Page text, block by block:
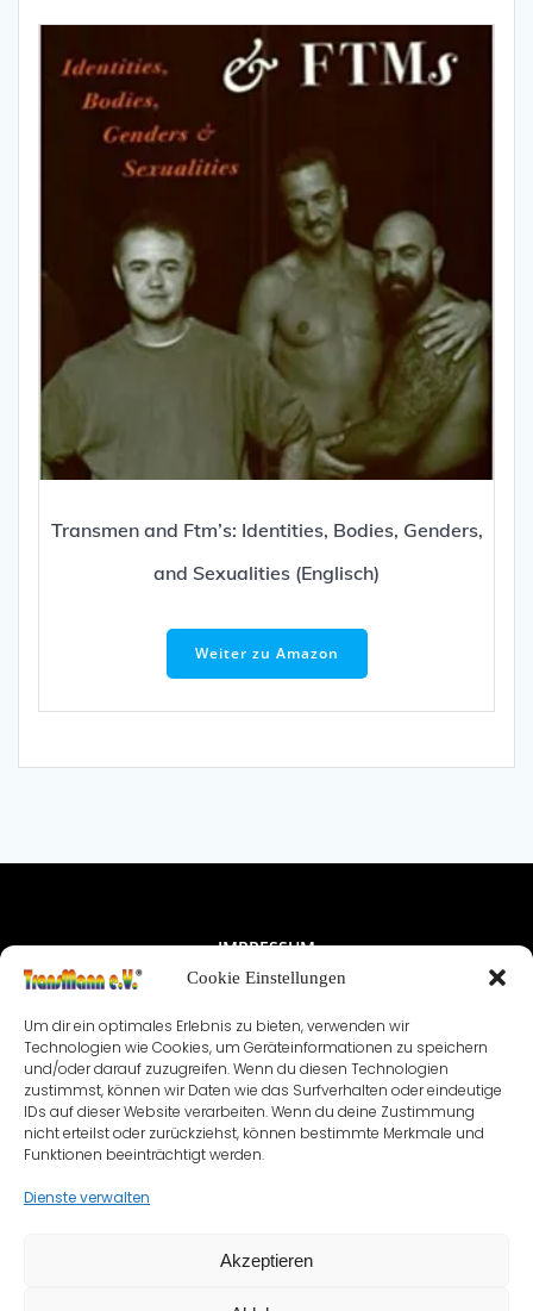
Cookie Einstellungen
Um dir ein optimales Erlebnis zu bieten, verwenden wir
Technologien wie Cookies, um Geräteinformationen zu speichern
und/oder darauf zuzugreifen. Wenn du diesen Technologien
zustimmst, können wir Daten wie das Surfverhalten oder eindeutige
IDs auf dieser Website verarbeiten. Wenn du deine Zustimmung
nicht erteilst oder zurückziehst, können bestimmte Merkmale und
Funktionen beeinträchtigt werden.
Dienste verwalten
Akzeptieren
Transmen and Ftm’s: Identities, Bodies, Genders,
and Sexualities (Englisch)
Weiter zu Amazon
IMPRESSUM
NUTZUNGSBEDINGUNGEN & DATENSCHUTZ
VEREINSSATZUNG KONTAKT
COOKIE-RICHTLINIE (EU)